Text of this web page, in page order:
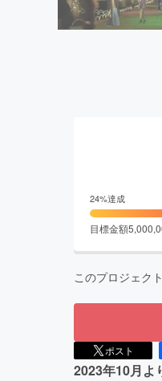
24%達成
目標金額
このプロジェクト
ポスト
2023年10月よ